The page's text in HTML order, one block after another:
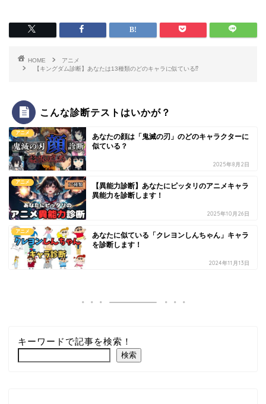
HOME
アニメ
【キングダム診断】あなたは13種類のどのキャラに似ている⁉
こんな診断テストはいかが？
アニメ
あなたの顔は「鬼滅の刃」のどのキャラクターに
似ている？
2025年8月2日
アニメ
【異能力診断】あなたにピッタリのアニメキャラ
異能力を診断します！
2025年10月26日
アニメ
あなたに似ている「クレヨンしんちゃん」キャラ
を診断します！
2024年11月13日
キーワードで記事を検索！
検索